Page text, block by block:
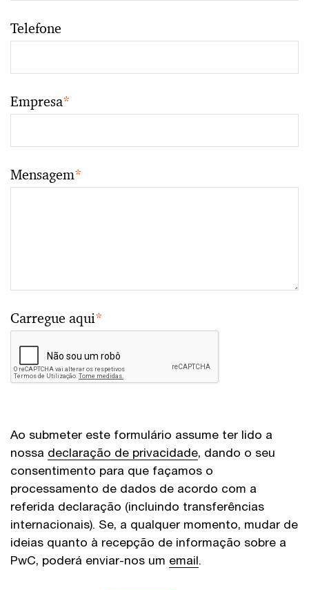
Telefone
Empresa*
Mensagem*
Carregue aqui*
Ao submeter este formulário assume ter lido a
nossa declaração de privacidade, dando o seu
consentimento para que façamos o
processamento de dados de acordo com a
referida declaração (incluindo transferências
internacionais). Se, a qualquer momento, mudar de
ideias quanto à recepção de informação sobre a
PwC, poderá enviar-nos um email.